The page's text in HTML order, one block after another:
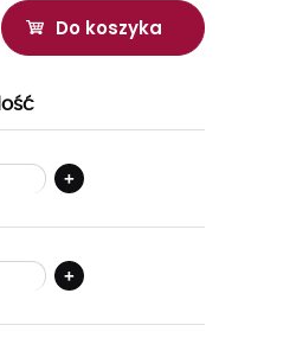
Do koszyka
Ilość
+
+